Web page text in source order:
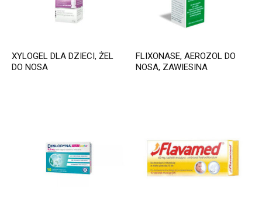
XYLOGEL DLA DZIECI, ŻEL
DO NOSA
FLIXONASE, AEROZOL DO
NOSA, ZAWIESINA